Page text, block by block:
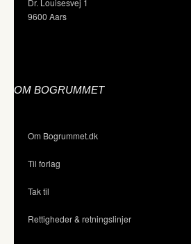
Dr. Louisesvej 1
9600 Aars
OM BOGRUMMET
Om Bogrummet.dk
Til forlag
Tak til
Rettigheder & retningslinjer